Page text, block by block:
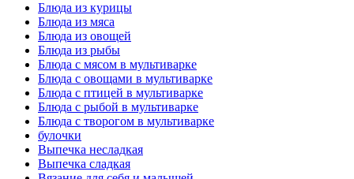
Блюда из курицы
Блюда из мяса
Блюда из овощей
Блюда из рыбы
Блюда с мясом в мультиварке
Блюда с овощами в мультиварке
Блюда с птицей в мультиварке
Блюда с рыбой в мультиварке
Блюда с творогом в мультиварке
булочки
Выпечка несладкая
Выпечка сладкая